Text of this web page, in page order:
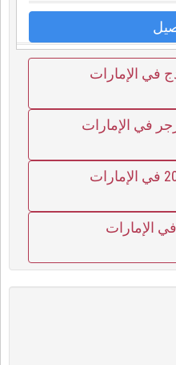
في الإمارات
في الإمارات
الإمارات